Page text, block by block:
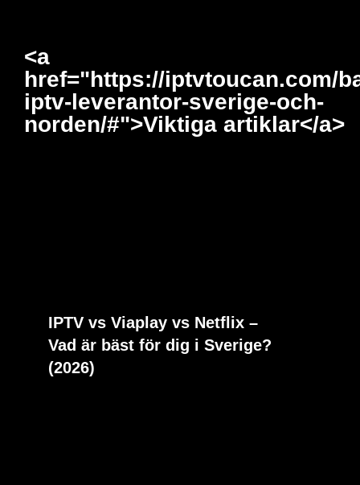
<a
href="https://iptvtoucan.com/
iptv-leverantor-sverige-och-
norden/#">Viktiga artiklar</a>
IPTV vs Viaplay vs Netflix –
Vad är bäst för dig i Sverige?
(2026)